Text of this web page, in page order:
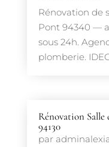
Rénovation de
Pont 94340 —
sous 24h.
plomberie.
Rénovation
94130
par